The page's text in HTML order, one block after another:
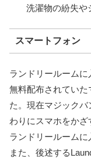
洗濯物の紛失や
スマートフォン
ランドリールーム
無料配布されてい
た。現在マジック
わりにスマホをかざ
ランドリールームに
また、後述する